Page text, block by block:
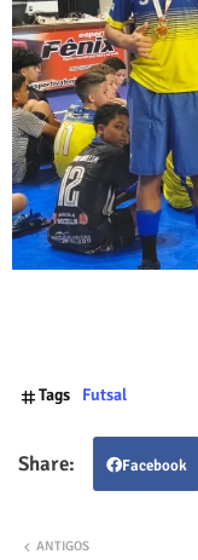
Tags Futsal
Facebook
ANTIGOS